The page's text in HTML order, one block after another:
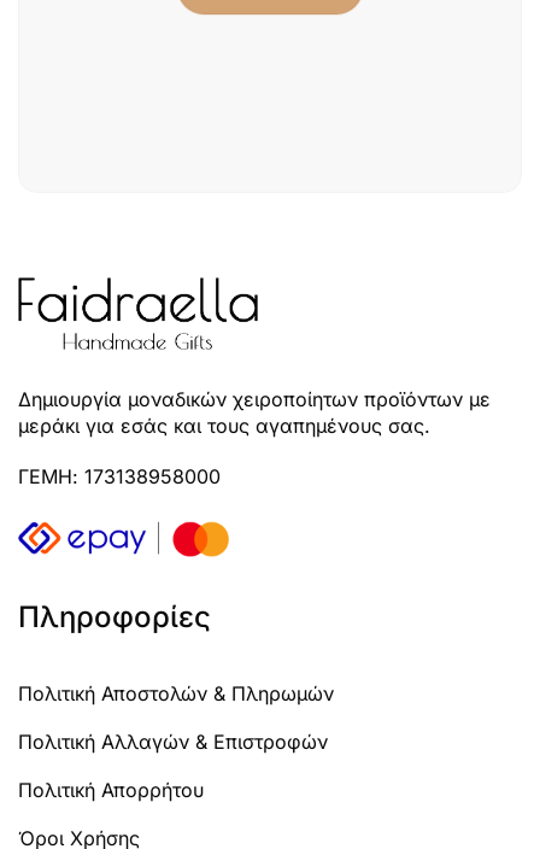
Δημιουργία μοναδικών χειροποίητων προϊόντων με
μεράκι για εσάς και τους αγαπημένους σας.
ΓΕΜΗ: 173138958000
Πληροφορίες
Πολιτική Αποστολών & Πληρωμών
Πολιτική Αλλαγών & Επιστροφών
Πολιτική Απορρήτου
Όροι Χρήσης